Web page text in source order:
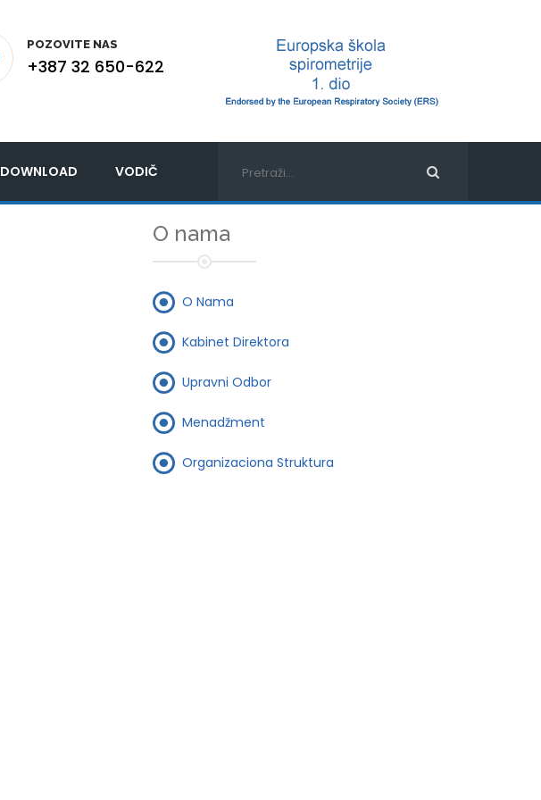
POZOVITE NAS
+387 32 650-622
DOWNLOAD VODIČ
O nama
O Nama
Kabinet Direktora
Upravni Odbor
Menadžment
Organizaciona Struktura